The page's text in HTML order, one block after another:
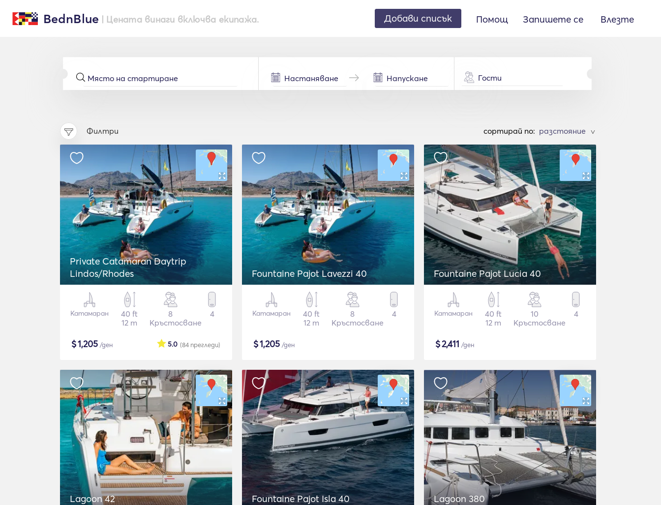
BednBlue | Цената винаги включва екипажа. Добави списък Помощ Запишете се Влезте
Гости
Филтри cортирай по: >
Private Catamaran Daytrip
Lindos/Rhodes
Катамаран
40 ft
12 m
8
Кръстосване
4
$1,205 /ден (84 прегледи)
5.0
Fountaine Pajot Lavezzi 40
Катамаран
40 ft
12 m
8
Кръстосване
4
$1,205 /ден
Fountaine Pajot Lucia 40
Катамаран
40 ft
12 m
10
Кръстосване
4
$2,411 /ден
Lagoon 42 Fountaine Pajot Isla 40 Lagoon 380